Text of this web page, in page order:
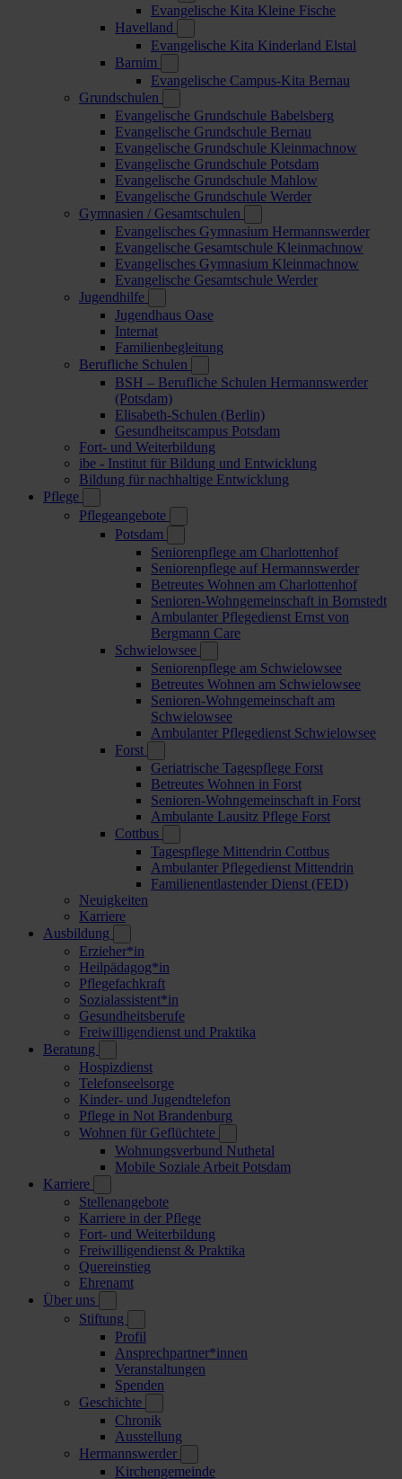
Evangelische Kita Kleine Fische
Havelland
Evangelische Kita Kinderland Elstal
Barnim
Evangelische Campus-Kita Bernau
Grundschulen
Evangelische Grundschule Babelsberg
Evangelische Grundschule Bernau
Evangelische Grundschule Kleinmachnow
Evangelische Grundschule Potsdam
Evangelische Grundschule Mahlow
Evangelische Grundschule Werder
Gymnasien / Gesamtschulen
Evangelisches Gymnasium Hermannswerder
Evangelische Gesamtschule Kleinmachnow
Evangelisches Gymnasium Kleinmachnow
Evangelische Gesamtschule Werder
Jugendhilfe
Jugendhaus Oase
Internat
Familienbegleitung
Berufliche Schulen
BSH – Berufliche Schulen Hermannswerder
(Potsdam)
Elisabeth-Schulen (Berlin)
Gesundheitscampus Potsdam
Fort- und Weiterbildung
ibe - Institut für Bildung und Entwicklung
Bildung für nachhaltige Entwicklung
Pflege
Pflegeangebote
Potsdam
Seniorenpflege am Charlottenhof
Seniorenpflege auf Hermannswerder
Betreutes Wohnen am Charlottenhof
Senioren-Wohngemeinschaft in Bornstedt
Ambulanter Pflegedienst Ernst von
Bergmann Care
Schwielowsee
Seniorenpflege am Schwielowsee
Betreutes Wohnen am Schwielowsee
Senioren-Wohngemeinschaft am
Schwielowsee
Ambulanter Pflegedienst Schwielowsee
Forst
Geriatrische Tagespflege Forst
Betreutes Wohnen in Forst
Senioren-Wohngemeinschaft in Forst
Ambulante Lausitz Pflege Forst
Cottbus
Tagespflege Mittendrin Cottbus
Ambulanter Pflegedienst Mittendrin
Familienentlastender Dienst (FED)
Neuigkeiten
Karriere
Ausbildung
Erzieher*in
Heilpädagog*in
Pflegefachkraft
Sozialassistent*in
Gesundheitsberufe
Freiwilligendienst und Praktika
Beratung
Hospizdienst
Telefonseelsorge
Kinder- und Jugendtelefon
Pflege in Not Brandenburg
Wohnen für Geflüchtete
Wohnungsverbund Nuthetal
Mobile Soziale Arbeit Potsdam
Karriere
Stellenangebote
Karriere in der Pflege
Fort- und Weiterbildung
Freiwilligendienst & Praktika
Quereinstieg
Ehrenamt
Über uns
Stiftung
Profil
Ansprechpartner*innen
Veranstaltungen
Spenden
Geschichte
Chronik
Ausstellung
Hermannswerder
Kirchengemeinde